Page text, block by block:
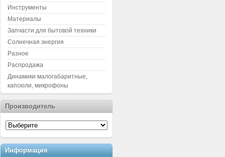
Инструменты
Материалы
Запчасти для бытовой техники
Солнечная энергия
Разное
Распродажа
Динамики малогабаритные,
капсюли, микрофоны
Производитель
Информация